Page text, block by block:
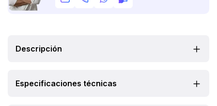
Descripción
Especificaciones técnicas